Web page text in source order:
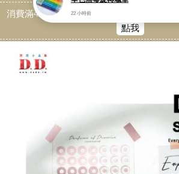
消費滿499免運喔, 記得加LINE:@dede168
點我
您的購物車目前還